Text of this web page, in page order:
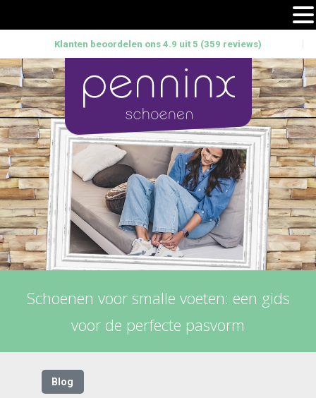
Klanten beoordelen ons 4.9 uit 5 (359 reviews)
Schoenen voor smalle voeten: een gids
voor de perfecte pasvorm
Blog